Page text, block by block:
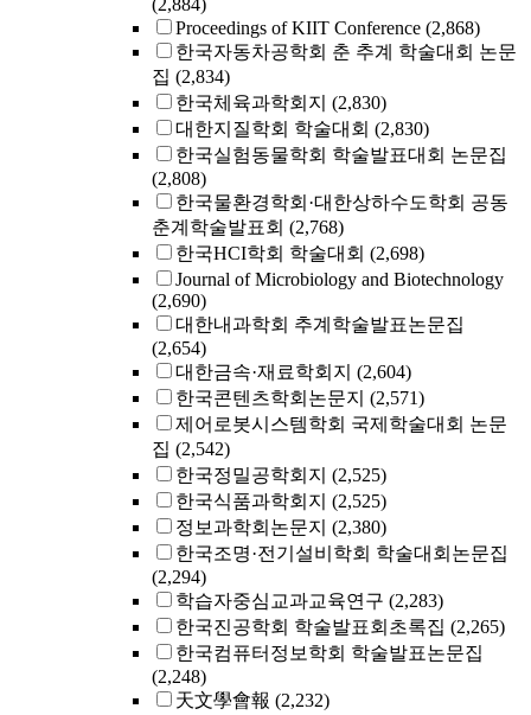
(2,884)
Proceedings of KIIT Conference (2,868)
한국자동차공학회 춘 추계 학술대회 논문
집 (2,834)
한국체육과학회지 (2,830)
대한지질학회 학술대회 (2,830)
한국실험동물학회 학술발표대회 논문집
(2,808)
한국물환경학회·대한상하수도학회 공동
춘계학술발표회 (2,768)
한국HCI학회 학술대회 (2,698)
Journal of Microbiology and Biotechnology
(2,690)
대한내과학회 추계학술발표논문집
(2,654)
대한금속·재료학회지 (2,604)
한국콘텐츠학회논문지 (2,571)
제어로봇시스템학회 국제학술대회 논문
집 (2,542)
한국정밀공학회지 (2,525)
한국식품과학회지 (2,525)
정보과학회논문지 (2,380)
한국조명·전기설비학회 학술대회논문집
(2,294)
학습자중심교과교육연구 (2,283)
한국진공학회 학술발표회초록집 (2,265)
한국컴퓨터정보학회 학술발표논문집
(2,248)
天文學會報 (2,232)